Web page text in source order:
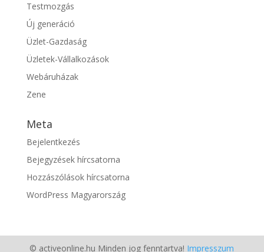
Testmozgás
Új generáció
Üzlet-Gazdaság
Üzletek-Vállalkozások
Webáruházak
Zene
Meta
Bejelentkezés
Bejegyzések hírcsatorna
Hozzászólások hírcsatorna
WordPress Magyarország
© activeonline.hu Minden jog fenntartva! Impresszum